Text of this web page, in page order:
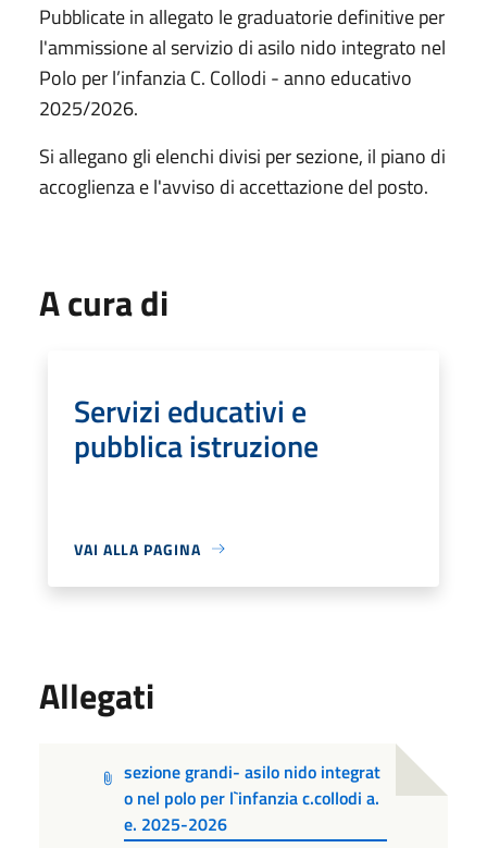
Pubblicate in allegato le graduatorie definitive per
l'ammissione al servizio di asilo nido integrato nel
Polo per l’infanzia C. Collodi - anno educativo
2025/2026.
Si allegano gli elenchi divisi per sezione, il piano di
accoglienza e l'avviso di accettazione del posto.
A cura di
Servizi educativi e
pubblica istruzione
VAI ALLA PAGINA
Allegati
sezione grandi- asilo nido integrat
o nel polo per l`infanzia c.collodi a.
e. 2025-2026